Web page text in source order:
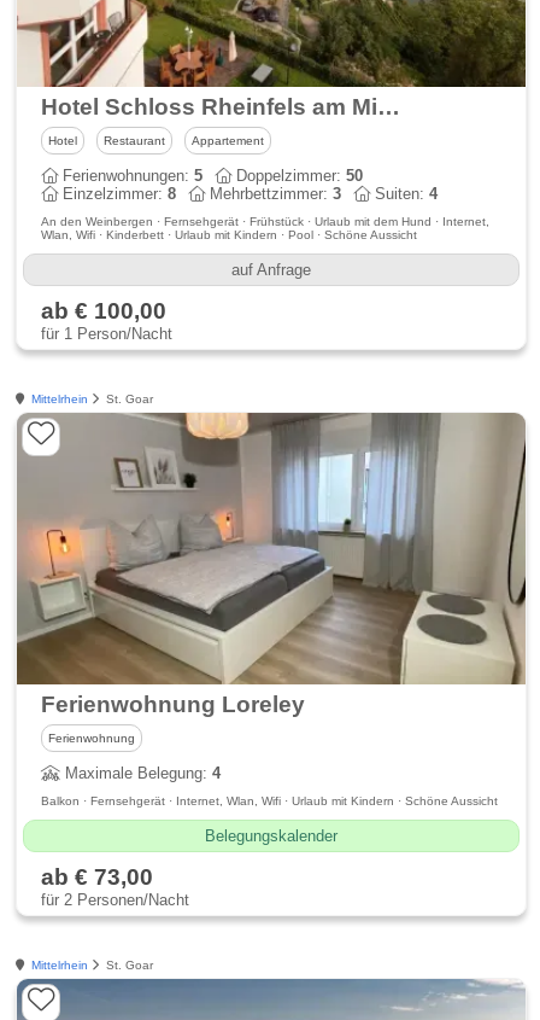
Hotel Schloss Rheinfels am Mittelrhein
Hotel Restaurant Appartement
Ferienwohnungen:5 Doppelzimmer:50
Einzelzimmer:8 Mehrbettzimmer:3 Suiten:4
An den Weinbergen · Fernsehgerät · Frühstück · Urlaub mit dem Hund · Internet,
Wlan, Wifi · Kinderbett · Urlaub mit Kindern · Pool · Schöne Aussicht
auf Anfrage
ab € 100,00
für 1 Person/Nacht
Mittelrhein St. Goar
Ferienwohnung Loreley
Ferienwohnung
Maximale Belegung:4
Balkon · Fernsehgerät · Internet, Wlan, Wifi · Urlaub mit Kindern · Schöne Aussicht
Belegungskalender
ab € 73,00
für 2 Personen/Nacht
Mittelrhein St. Goar